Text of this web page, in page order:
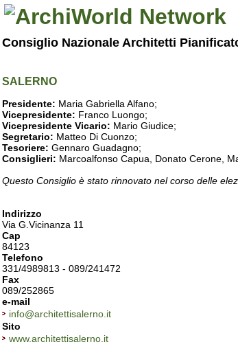
Consiglio Nazionale Architetti
SALERNO
Presidente: Maria Gabriella Alfano;
Vicepresidente: Franco Luongo;
Vicepresidente Vicario: Mario Giudice;
Segretario: Matteo Di Cuonzo;
Tesoriere: Gennaro Guadagno;
Consiglieri: Marcoalfonso Capua, Donato Cerone,
Questo Consiglio è stato rinnovato nel corso delle
Indirizzo
Via G.Vicinanza 11
Cap
84123
Telefono
331/4989813 - 089/241472
Fax
089/252865
e-mail
info@architettisalerno.it
Sito
www.architettisalerno.it